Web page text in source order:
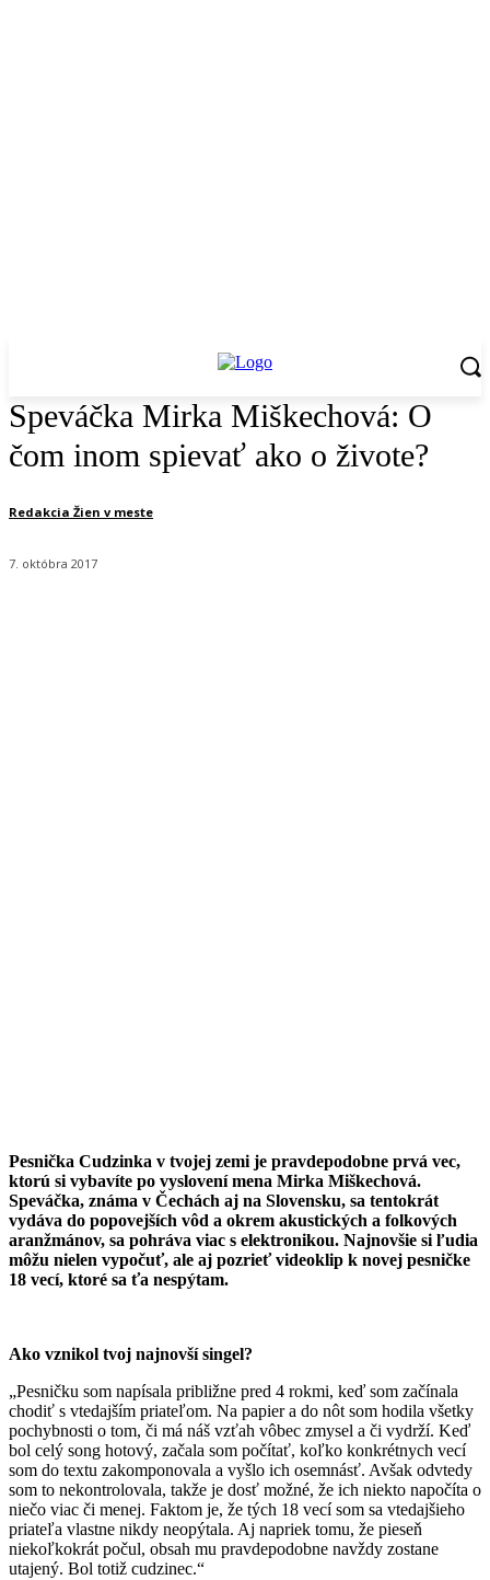
Speváčka Mirka Miškechová: O
čom inom spievať ako o živote?
Redakcia Žien v meste
7. októbra 2017
Pesnička Cudzinka v tvojej zemi je pravdepodobne prvá vec,
ktorú si vybavíte po vyslovení mena Mirka Miškechová.
Speváčka, známa v Čechách aj na Slovensku, sa tentokrát
vydáva do popovejších vôd a okrem akustických a folkových
aranžmánov, sa pohráva viac s elektronikou. Najnovšie si ľudia
môžu nielen vypočuť, ale aj pozrieť videoklip k novej pesničke
18 vecí, ktoré sa ťa nespýtam.
Ako vznikol tvoj najnovší singel?
„Pesničku som napísala približne pred 4 rokmi, keď som začínala
chodiť s vtedajším priateľom. Na papier a do nôt som hodila všetky
pochybnosti o tom, či má náš vzťah vôbec zmysel a či vydrží. Keď
bol celý song hotový, začala som počítať, koľko konkrétnych vecí
som do textu zakomponovala a vyšlo ich osemnásť. Avšak odvtedy
som to nekontrolovala, takže je dosť možné, že ich niekto napočíta o
niečo viac či menej. Faktom je, že tých 18 vecí som sa vtedajšieho
priateľa vlastne nikdy neopýtala. Aj napriek tomu, že pieseň
niekoľkokrát počul, obsah mu pravdepodobne navždy zostane
utajený. Bol totiž cudzinec.“